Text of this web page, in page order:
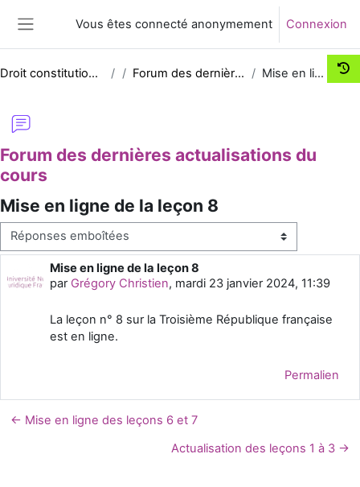
Vous êtes connecté anonymement Connexion
Droit constitutionnel - Grands principes Forum des dernières actualisations du cours Mise en ligne de la leçon 8
Forum des dernières actualisations du
cours
Mise en ligne de la leçon 8
Type d’affichage
Mise en ligne de la leçon 8
par Grégory Christien, mardi 23 janvier 2024, 11:39
Nombre de réponses : 0
La leçon n° 8 sur la Troisième République française
est en ligne.
Permalien
← Mise en ligne des leçons 6 et 7
Actualisation des leçons 1 à 3 →